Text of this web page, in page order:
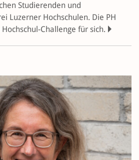
Studierenden und
Luzerner Hochschulen. Die PH
Challenge für sich.